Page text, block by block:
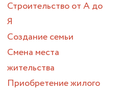
Строительство от А до
Я
Создание семьи
Смена места
жительства
Приобретение жилого